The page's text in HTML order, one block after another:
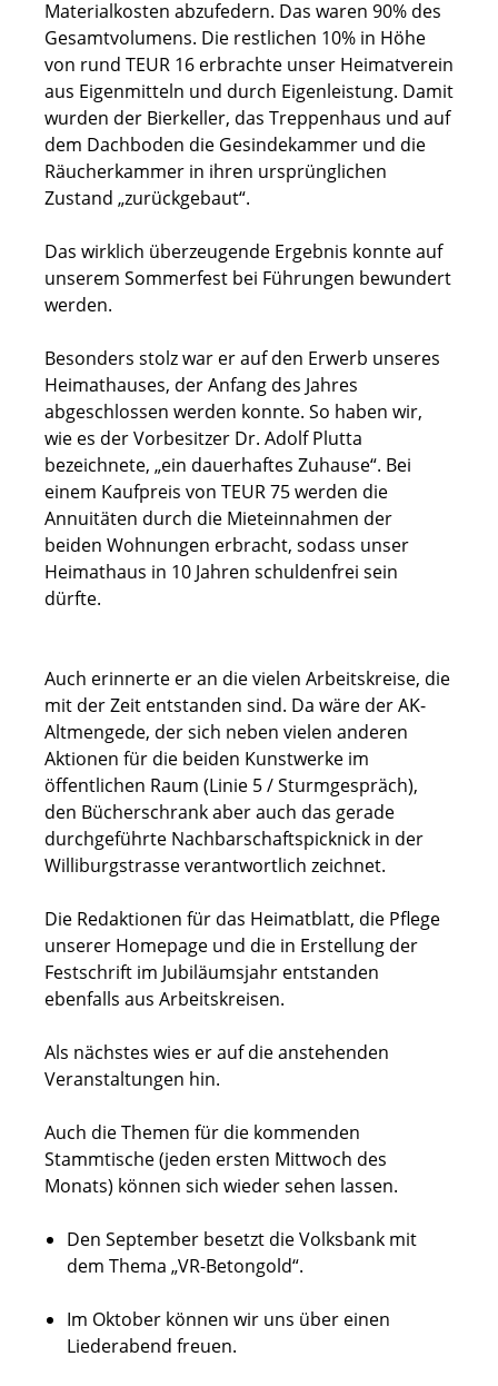
Materialkosten abzufedern. Das waren 90% des
Gesamtvolumens. Die restlichen 10% in Höhe
von rund TEUR 16 erbrachte unser Heimatverein
aus Eigenmitteln und durch Eigenleistung. Damit
wurden der Bierkeller, das Treppenhaus und auf
dem Dachboden die Gesindekammer und die
Räucherkammer in ihren ursprünglichen
Zustand „zurückgebaut“.
Das wirklich überzeugende Ergebnis konnte auf
unserem Sommerfest bei Führungen bewundert
werden.
Besonders stolz war er auf den Erwerb unseres
Heimathauses, der Anfang des Jahres
abgeschlossen werden konnte. So haben wir,
wie es der Vorbesitzer Dr. Adolf Plutta
bezeichnete, „ein dauerhaftes Zuhause“. Bei
einem Kaufpreis von TEUR 75 werden die
Annuitäten durch die Mieteinnahmen der
beiden Wohnungen erbracht, sodass unser
Heimathaus in 10 Jahren schuldenfrei sein
dürfte.
Auch erinnerte er an die vielen Arbeitskreise, die
mit der Zeit entstanden sind. Da wäre der AK-
Altmengede, der sich neben vielen anderen
Aktionen für die beiden Kunstwerke im
öffentlichen Raum (Linie 5 / Sturmgespräch),
den Bücherschrank aber auch das gerade
durchgeführte Nachbarschaftspicknick in der
Williburgstrasse verantwortlich zeichnet.
Die Redaktionen für das Heimatblatt, die Pflege
unserer Homepage und die in Erstellung der
Festschrift im Jubiläumsjahr entstanden
ebenfalls aus Arbeitskreisen.
Als nächstes wies er auf die anstehenden
Veranstaltungen hin.
Auch die Themen für die kommenden
Stammtische (jeden ersten Mittwoch des
Monats) können sich wieder sehen lassen.
Den September besetzt die Volksbank mit
dem Thema „VR-Betongold“.
Im Oktober können wir uns über einen
Liederabend freuen.